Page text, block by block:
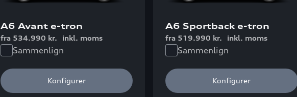
A6 Avant e-tron
fra 534.990 kr. inkl. moms
Sammenlign
Konfigurer
A6 Sportback e-tron
fra 519.990 kr. inkl. moms
Sammenlign
Konfigurer